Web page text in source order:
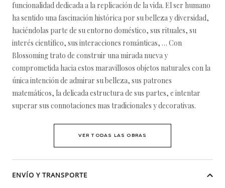
funcionalidad dedicada a la replicación de la vida. El ser humano
ha sentido una fascinación histórica por su belleza y diversidad,
haciéndolas parte de su entorno doméstico, sus rituales, su
interés científico, sus interacciones románticas, … Con
Blossoming trato de construir una mirada nueva y
comprometida hacia estos maravillosos objetos naturales con la
única intención de admirar su belleza, sus patrones
matemáticos, la delicada estructura de sus partes, e intentar
superar sus connotaciones mas tradicionales y decorativas.
VER TODAS LAS OBRAS
ENVÍO Y TRANSPORTE